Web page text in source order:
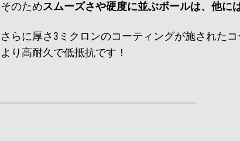
そのためスムーズさや硬度に並ぶボールは、他に
さらに厚さ3ミクロンのコーティングが施された
より高耐久で低抵抗です！